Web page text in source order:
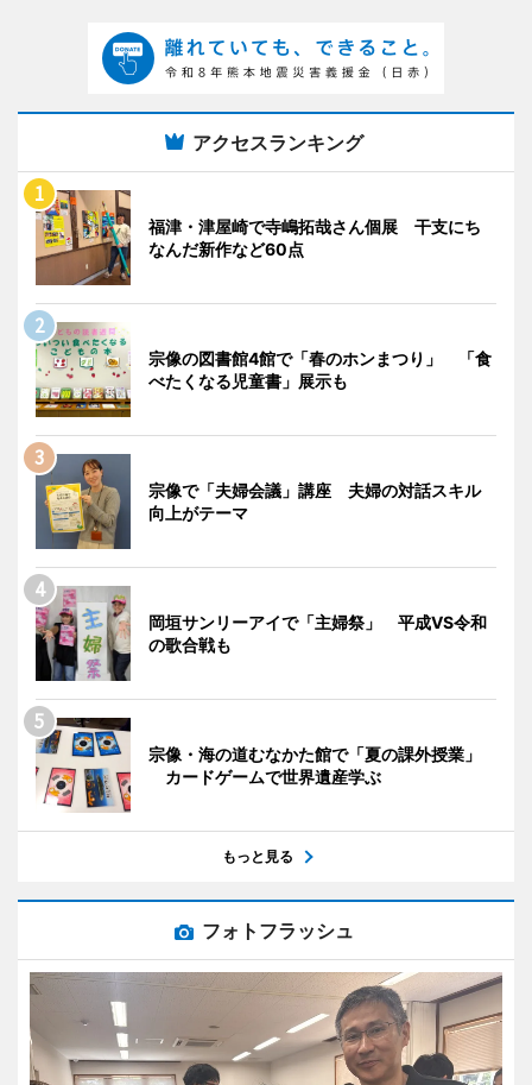
アクセスランキング
福津・津屋崎で寺嶋拓哉さん個展 干支にち
なんだ新作など60点
宗像の図書館4館で「春のホンまつり」 「食
べたくなる児童書」展示も
宗像で「夫婦会議」講座 夫婦の対話スキル
向上がテーマ
岡垣サンリーアイで「主婦祭」 平成VS令和
の歌合戦も
宗像・海の道むなかた館で「夏の課外授業」
カードゲームで世界遺産学ぶ
もっと見る
フォトフラッシュ